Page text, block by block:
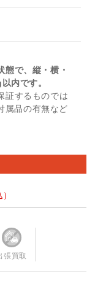
で、縦・横・
内です。
証するものでは
属品の有無など
張買取